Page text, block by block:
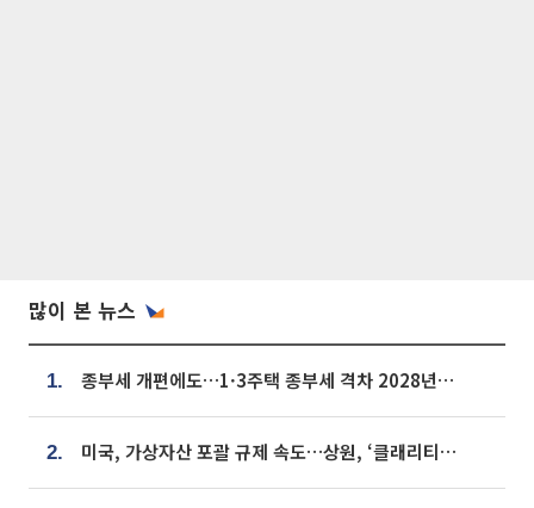
많이 본 뉴스
1. 종부세 개편에도…1·3주택 종부세 격차 2028년부터 확대
2. 미국, 가상자산 포괄 규제 속도…상원, ‘클래리티법’ 9월 절차투표 추진